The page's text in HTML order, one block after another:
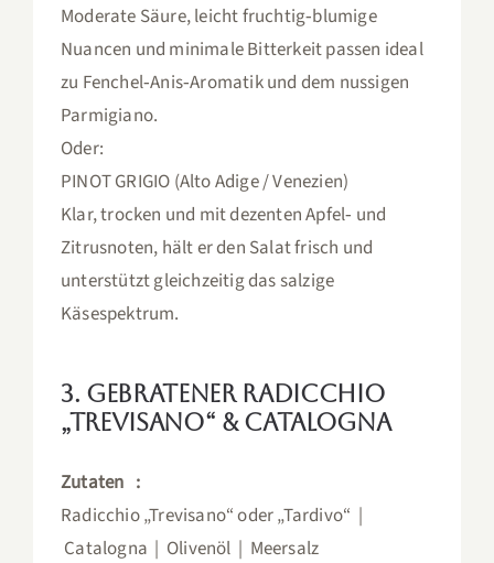
Moderate Säure, leicht fruchtig‑blumige
Nuancen und minimale Bitterkeit passen ideal
zu Fenchel‑Anis‑Aromatik und dem nussigen
Parmigiano.
Oder:
PINOT GRIGIO (Alto Adige / Venezien)
Klar, trocken und mit dezenten Apfel‑ und
Zitrusnoten, hält er den Salat frisch und
unterstützt gleichzeitig das salzige
Käsespektrum.
3. Gebratener Radicchio
„Trevisano“ & Catalogna
Zutaten :
Radicchio „Trevisano“ oder „Tardivo“ |
Catalogna | Olivenöl | Meersalz